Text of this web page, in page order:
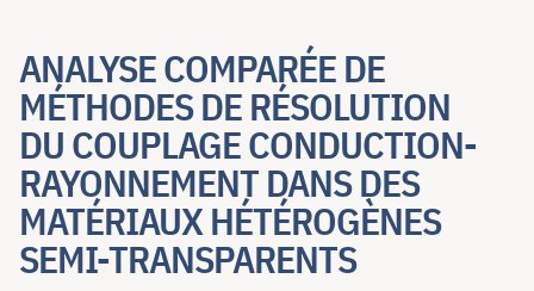
ANALYSE COMPARÉE DE
MÉTHODES DE RÉSOLUTION
DU COUPLAGE CONDUCTION-
RAYONNEMENT DANS DES
MATÉRIAUX HÉTÉROGÈNES
SEMI-TRANSPARENTS